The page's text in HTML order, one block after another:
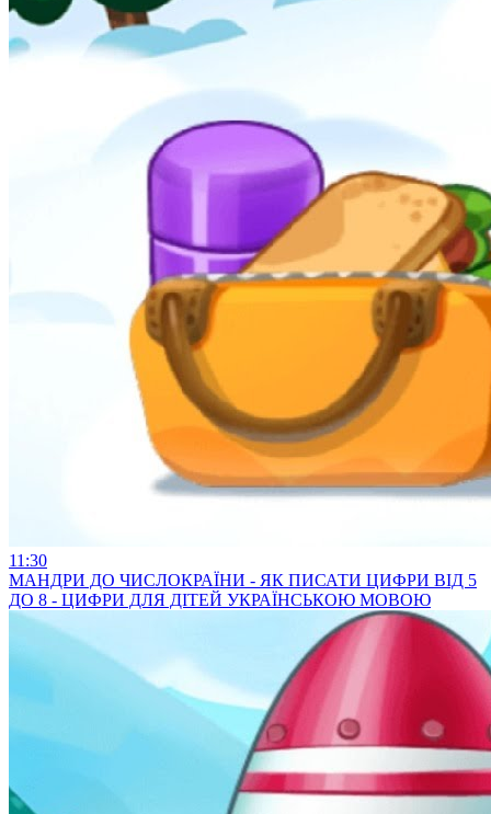
11:30
МАНДРИ ДО ЧИСЛОКРАЇНИ - ЯК ПИСАТИ ЦИФРИ ВІД 5
ДО 8 - ЦИФРИ ДЛЯ ДІТЕЙ УКРАЇНСЬКОЮ МОВОЮ